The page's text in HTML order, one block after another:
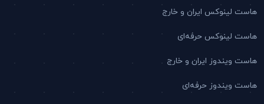
هاست لینوکس ایران و خارج
هاست لینوکس حرفه‌ای
هاست ویندوز ایران و خارج
هاست ویندوز حرفه‌ای